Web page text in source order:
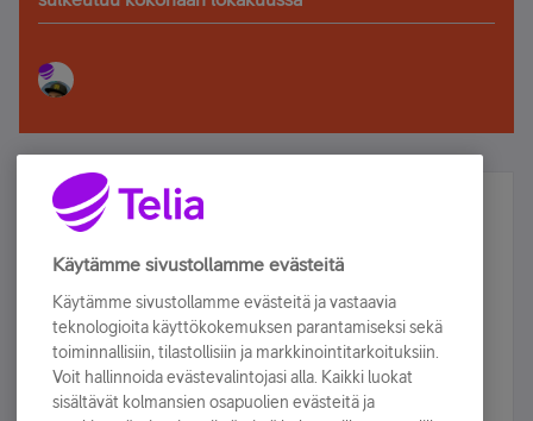
Älä jää paitsi – osallistu ja voita!
Tilaa Telian uutiskirje ja olet mukana arvonnassa.
sähköpostiisi.
Tilaa nyt
Käytämme sivustollamme evästeitä
Käytämme sivustollamme evästeitä ja vastaavia
teknologioita käyttökokemuksen parantamiseksi sekä
toiminnallisiin, tilastollisiin ja markkinointitarkoituksiin.
Voit hallinnoida evästevalintojasi alla. Kaikki luokat
sisältävät kolmansien osapuolien evästeitä ja